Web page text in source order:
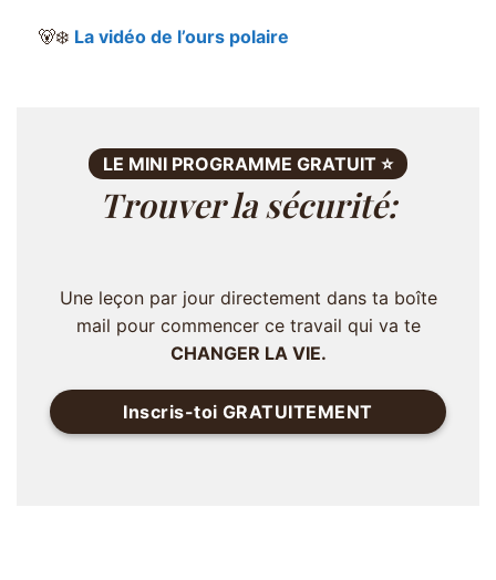
🐻‍❄️ La vidéo de l’ours polaire
LE MINI PROGRAMME GRATUIT ⭐️
Trouver la sécurité:
Une leçon par jour directement dans ta boîte
mail pour commencer ce travail qui va te
CHANGER LA VIE.
Inscris-toi GRATUITEMENT